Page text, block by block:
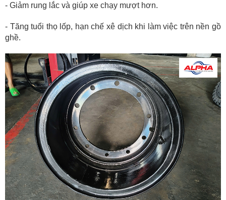
- Giảm rung lắc và giúp xe chạy mượt hơn.
- Tăng tuổi thọ lốp, hạn chế xê dịch khi làm việc trên nền gồ
ghề.